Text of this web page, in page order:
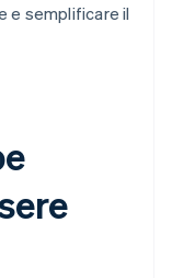
e semplificare il